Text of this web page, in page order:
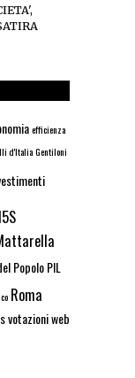
efficienza
d'ItaliaGentiloni
PopoloPIL
Roma
votazioniweb